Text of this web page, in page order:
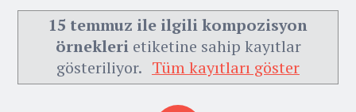
15 temmuz ile ilgili kompozisyon
örneklerietiketine sahip kayıtlar
gösteriliyor. Tüm kayıtları göster